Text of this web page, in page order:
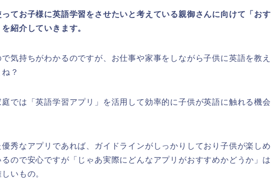
てお子様に英語学習をさせたいと考えている親御さんに向けて「おす
紹介していきます。
気持ちがわかるのですが、お仕事や家事をしながら子供に英語を教え
？
では「英語学習アプリ」を活用して効率的に子供が英語に触れる機会
秀なアプリであれば、ガイドラインがしっかりしており子供が楽しめ
ので安心ですが「じゃあ実際にどんなアプリがおすすめかどうか」は
いもの。